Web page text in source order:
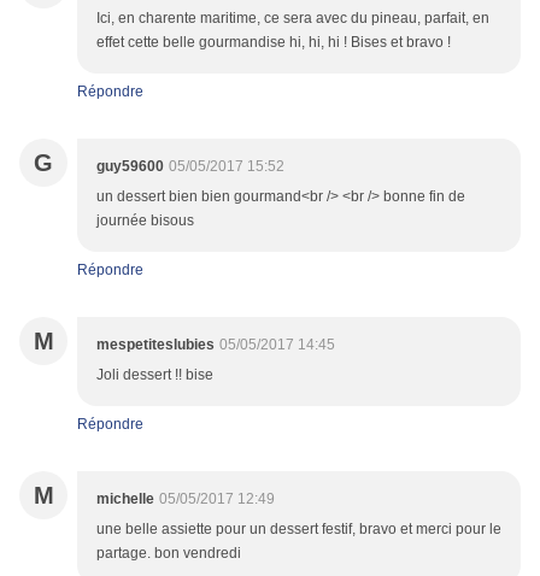
Ici, en charente maritime, ce sera avec du pineau, parfait, en
effet cette belle gourmandise hi, hi, hi ! Bises et bravo !
Répondre
G guy59600 05/05/2017 15:52
un dessert bien bien gourmand<br /> <br /> bonne fin de
journée bisous
Répondre
M mespetiteslubies 05/05/2017 14:45
Joli dessert !! bise
Répondre
M michelle 05/05/2017 12:49
une belle assiette pour un dessert festif, bravo et merci pour le
partage. bon vendredi